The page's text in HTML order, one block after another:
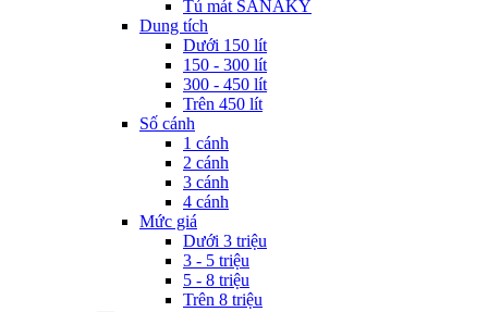
Tủ mát SANAKY
Dung tích
Dưới 150 lít
150 - 300 lít
300 - 450 lít
Trên 450 lít
Số cánh
1 cánh
2 cánh
3 cánh
4 cánh
Mức giá
Dưới 3 triệu
3 - 5 triệu
5 - 8 triệu
Trên 8 triệu